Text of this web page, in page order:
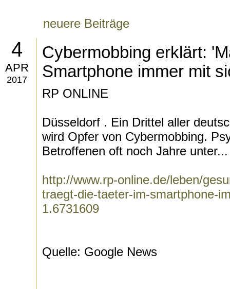
neuere Beiträge
4
APR
2017
Cybermobbing erklärt:
Smartphone immer mit
RP ONLINE
Düsseldorf . Ein Drittel aller
wird Opfer von Cybermobbing.
Betroffenen oft noch Jahre unter...
http://www.rp-online.de/leben/
traegt-die-taeter-im-smartphone-
1.6731609
Quelle: Google News